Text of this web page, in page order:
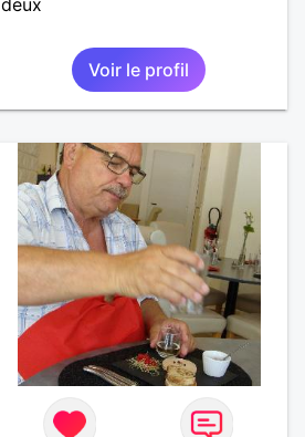
Voir le profil